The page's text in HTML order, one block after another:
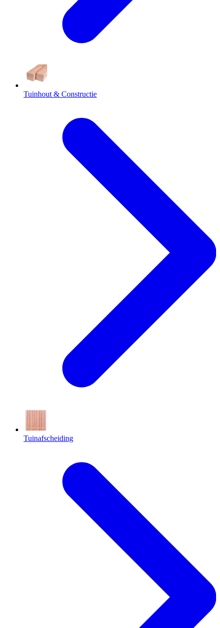
Tuinhout & Constructie
Tuinafscheiding